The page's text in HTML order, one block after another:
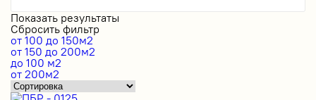
Показать результаты
Сбросить фильтр
от 100 до 150м2
от 150 до 200м2
до 100 м2
от 200м2